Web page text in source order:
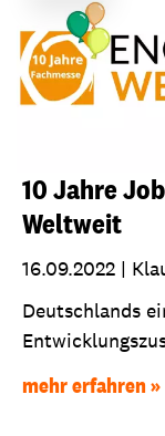
10 Jahre
Weltweit
16.09.2022 |
Deutschlands
mehr erfahren